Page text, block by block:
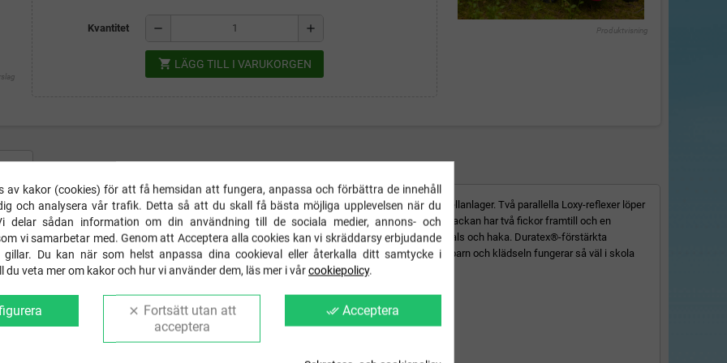
Kvantitet remove add
shopping_cart LÄGG TILL I VARUKORGEN
Produktvisning
DETALJER FRAKT & RETUR GSPR INFORMATION
har dubbla lager fleece och kan med fördel användas både som ytterplagg men även som mellanlager. Två parallella Loxy-reflexer löper
reflexkläder med hög kvalité ger du ditt barn bästa förutsättning till att synas bättre i mörker. Jackan har två fickor framtill och en
mudd med tumgrepp finns vid ärmslut. Plaggets dragkedja har hakskydd för att inte skava mot hals och haka. Duratex®-förstärkta
att undvika att det uppstår en glipa mellan jacka och byxa. Fleece är ett uppskattat material hos barn och klädseln fungerar så väl i skola
på jackans vänstra framsida.
av kakor (cookies) för att få hemsidan att fungera, anpassa och förbättra de innehåll
och analysera vår trafik. Detta så att du skall få bästa möjliga upplevelsen när du
delar sådan information om din användning till de sociala medier, annons- och
vi samarbetar med. Genom att Acceptera alla cookies kan vi skräddarsy erbjudande
Du kan när som helst anpassa dina cookieval eller återkalla ditt samtycke i
du veta mer om kakor och hur vi använder dem, läs mer i vårcookiepolicy.
done_all Acceptera
clear Fortsätt utan att
acceptera